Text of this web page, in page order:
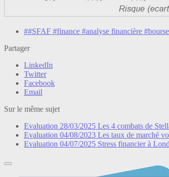
##SFAF #finance #analyse financière
Partager
LinkedIn
Twitter
Facebook
Email
Sur le même sujet
Evaluation 28/03/2025 Les 4 combats de
Evaluation 04/08/2023 Les taux de marché
Evaluation 04/07/2025 Stress financier à